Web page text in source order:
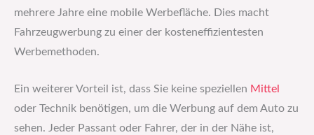
mehrere Jahre eine mobile Werbefläche. Dies macht
Fahrzeugwerbung zu einer der kosteneffizientesten
Werbemethoden.
Ein weiterer Vorteil ist, dass Sie keine speziellen Mittel
oder Technik benötigen, um die Werbung auf dem Auto zu
sehen. Jeder Passant oder Fahrer, der in der Nähe ist,